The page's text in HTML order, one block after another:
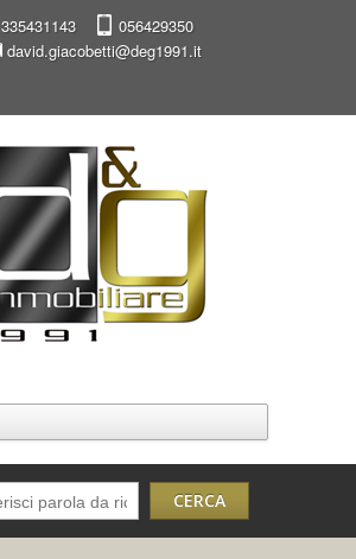
335431143
056429350
david.giacobetti@deg1991.it